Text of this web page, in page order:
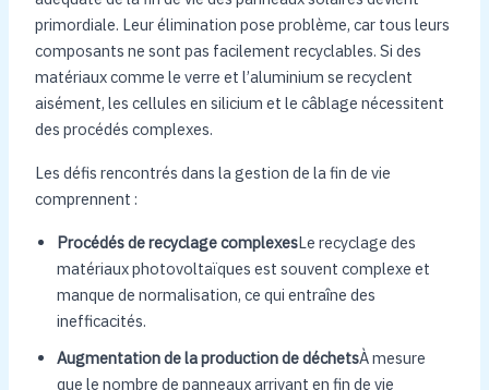
primordiale. Leur élimination pose problème, car tous leurs
composants ne sont pas facilement recyclables. Si des
matériaux comme le verre et l’aluminium se recyclent
aisément, les cellules en silicium et le câblage nécessitent
des procédés complexes.
Les défis rencontrés dans la gestion de la fin de vie
comprennent :
Procédés de recyclage complexesLe recyclage des
matériaux photovoltaïques est souvent complexe et
manque de normalisation, ce qui entraîne des
inefficacités.
Augmentation de la production de déchetsÀ mesure
que le nombre de panneaux arrivant en fin de vie